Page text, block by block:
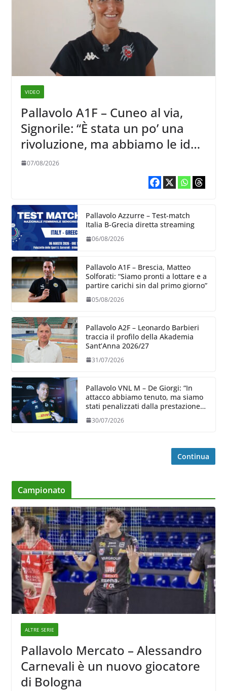
VIDEO
Pallavolo A1F – Cuneo al via,
Signorile: “È stata un po’ una
rivoluzione, ma abbiamo le idee
chiare siu cosa vogliamo fare”
07/08/2026
Pallavolo Azzurre – Test-match
Italia B-Grecia diretta streaming
06/08/2026
Pallavolo A1F – Brescia, Matteo
Solforati: “Siamo pronti a lottare e a
partire carichi sin dal primo giorno”
05/08/2026
Pallavolo A2F – Leonardo Barbieri
traccia il profilo della Akademia
Sant’Anna 2026/27
31/07/2026
Pallavolo VNL M – De Giorgi: “In
attacco abbiamo tenuto, ma siamo
stati penalizzati dalla prestazione
30/07/2026
Continua
Campionato
ALTRE SERIE
Pallavolo Mercato – Alessandro
Carnevali è un nuovo giocatore
di Bologna